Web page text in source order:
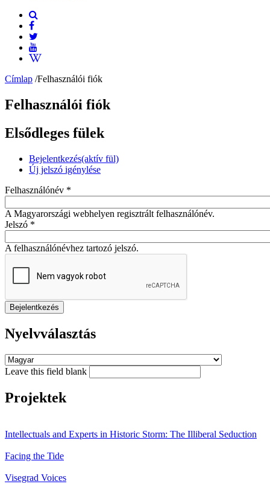
Címlap /Felhasználói fiók
Felhasználói fiók
Elsődleges fülek
Bejelentkezés(aktív fül)
Új jelszó igénylése
Felhasználónév *
A Magyarországi webhelyen regisztrált felhasználónév.
Jelszó *
A felhasználónévhez tartozó jelszó.
Nyelvválasztás
Leave this field blank
Projektek
Intellectuals and Experts in Historic Storm: The Illiberal Seduction
Facing the Tide
Visegrad Voices